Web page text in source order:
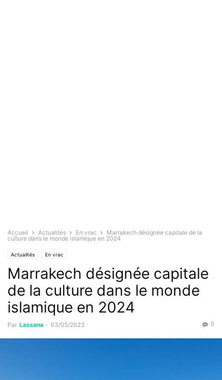
Accueil Actualités En vrac
Marrakech désignée capitale de la
culture dans le monde islamique en 2024
Actualités En vrac
Marrakech désignée capitale
de la culture dans le monde
islamique en 2024
Par Lassana - 03/05/2023 0